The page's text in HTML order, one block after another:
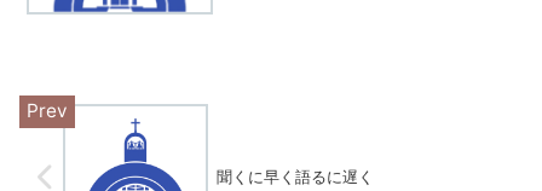
聞くに早く語るに遅く